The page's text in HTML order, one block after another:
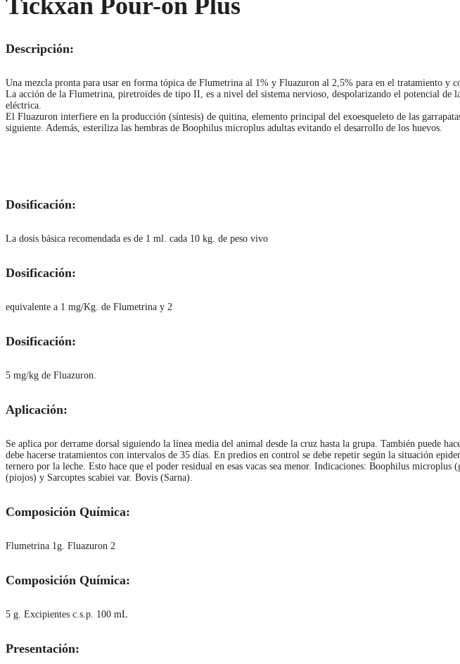
Descripción:
Una mezcla pronta para usar en forma tópica de Flumetrina al 1% y Fluazuron al 2,5% para en el tratamiento y
La acción de la Flumetrina, piretroides de tipo II, es a nivel del sistema nervioso, despolarizando el potencial
eléctrica.
El Fluazuron interfiere en la producción (síntesis) de quitina, elemento principal del exoesqueleto de las
siguiente. Además, esteriliza las hembras de Boophilus microplus adultas evitando el desarrollo de los huevos.
Dosificación:
La dosis básica recomendada es de 1 ml. cada 10 kg. de peso vivo
Dosificación:
equivalente a 1 mg/Kg. de Flumetrina y 2
Dosificación:
5 mg/kg de Fluazuron.
Aplicación:
Se aplica por derrame dorsal siguiendo la línea media del animal desde la cruz hasta la grupa. También puede
debe hacerse tratamientos con intervalos de 35 días. En predios en control se debe repetir según la situación
ternero por la leche. Esto hace que el poder residual en esas vacas sea menor. Indicaciones: Boophilus
(piojos) y Sarcoptes scabiei var. Bovis (Sarna).
Composición Química:
Flumetrina 1g. Fluazuron 2
Composición Química:
5 g. Excipientes c.s.p. 100 mL
Presentación: